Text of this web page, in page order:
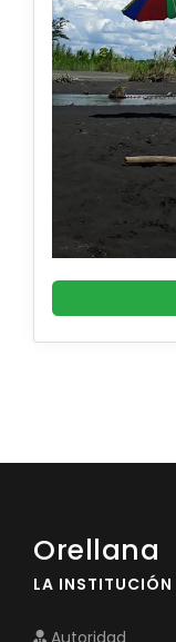
Orellana
LA INSTITUCIÓN
Autoridad